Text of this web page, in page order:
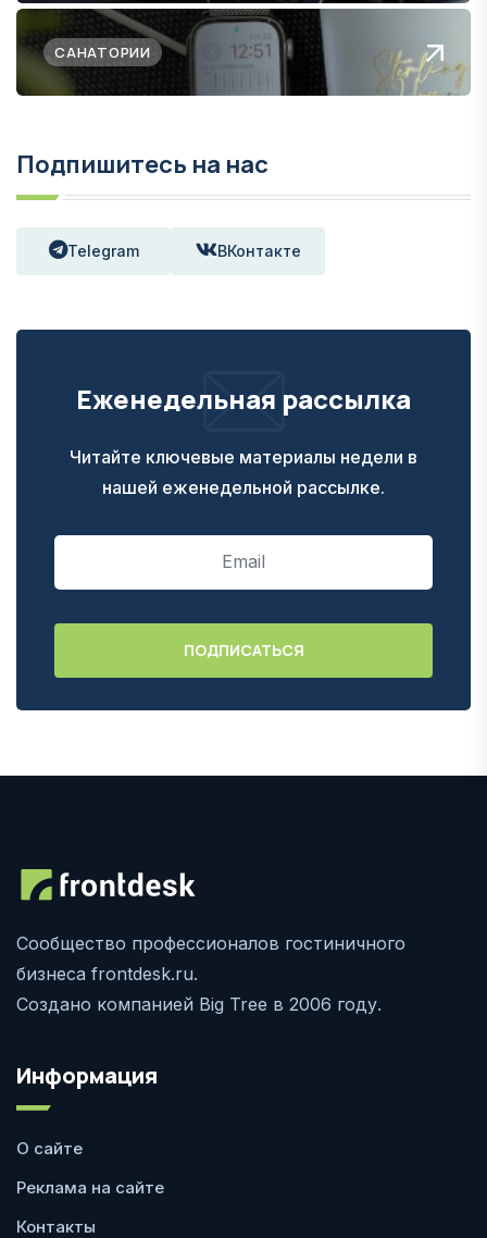
САНАТОРИИ
Подпишитесь на нас
Telegram ВКонтакте
Еженедельная рассылка
Читайте ключевые материалы недели в
нашей еженедельной рассылке.
Сообщество профессионалов гостиничного
бизнеса frontdesk.ru.
Создано компанией Big Tree в 2006 году.
Информация
О сайте
Реклама на сайте
Контакты